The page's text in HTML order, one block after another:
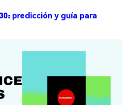
predicción y guía para